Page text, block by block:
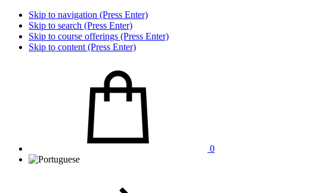
Skip to navigation (Press Enter)
Skip to search (Press Enter)
Skip to course offerings (Press Enter)
Skip to content (Press Enter)
0